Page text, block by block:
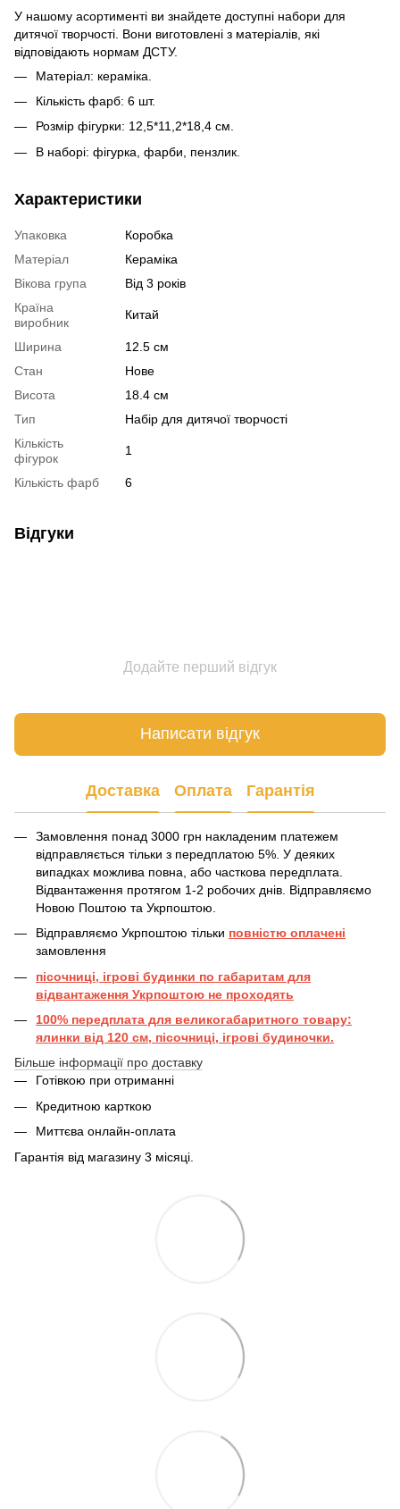
У нашому асортименті ви знайдете доступні набори для
дитячої творчості. Вони виготовлені з матеріалів, які
відповідають нормам ДСТУ.
Матеріал: кераміка.
Кількість фарб: 6 шт.
Розмір фігурки: 12,5*11,2*18,4 см.
В наборі: фігурка, фарби, пензлик.
Характеристики
Упаковка
Коробка
Матеріал
Кераміка
Вікова група
Від 3 років
Країна
виробник
Китай
Ширина
12.5 см
Стан
Нове
Висота
18.4 см
Тип
Набір для дитячої творчості
Кількість
фігурок
1
Кількість фарб 6
Відгуки
Додайте перший відгук
Написати відгук
Доставка Оплата Гарантія
Замовлення понад 3000 грн накладеним платежем
відправляється тільки з передплатою 5%. У деяких
випадках можлива повна, або часткова передплата.
Відвантаження протягом 1-2 робочих днів. Відправляємо
Новою Поштою та Укрпоштою.
Відправляємо Укрпоштою тільки повністю оплачені
замовлення
пісочниці, ігрові будинки по габаритам для
відвантаження Укрпоштою не проходять
100% передплата для великогабаритного товару:
ялинки від 120 см, пісочниці, ігрові будиночки.
Більше інформації про доставку
Готівкою при отриманні
Кредитною карткою
Миттєва онлайн-оплата
Гарантія від магазину 3 місяці.